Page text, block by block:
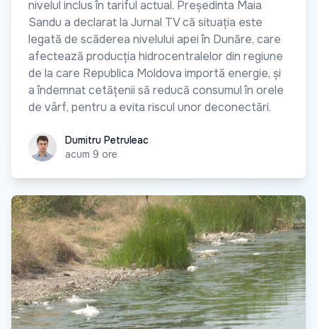
nivelul inclus în tariful actual. Președinta Maia
Sandu a declarat la Jurnal TV că situația este
legată de scăderea nivelului apei în Dunăre, care
afectează producția hidrocentralelor din regiune
de la care Republica Moldova importă energie, și
a îndemnat cetățenii să reducă consumul în orele
de vârf, pentru a evita riscul unor deconectări.
Dumitru Petruleac
Dumitru Petruleac
acum 9 ore